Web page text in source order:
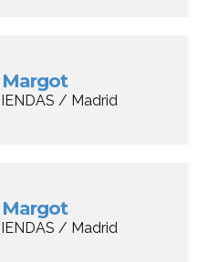
Margot
/ Madrid
Margot
/ Madrid